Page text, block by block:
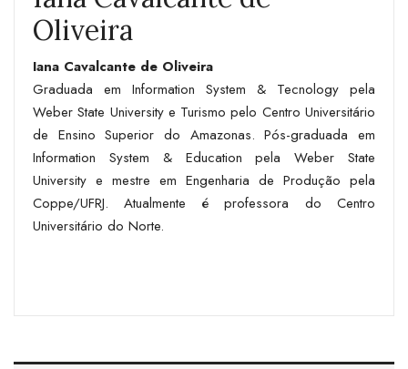
Oliveira
Iana Cavalcante de Oliveira
Graduada em Information System & Tecnology pela
Weber State University e Turismo pelo Centro Universitário
de Ensino Superior do Amazonas. Pós-graduada em
Information System & Education pela Weber State
University e mestre em Engenharia de Produção pela
Coppe/UFRJ. Atualmente é professora do Centro
Universitário do Norte.